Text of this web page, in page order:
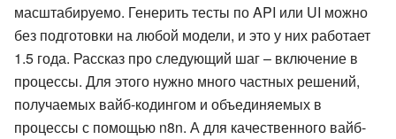
масштабируемо. Генерить тесты по API или UI можно
без подготовки на любой модели, и это у них работает
1.5 года. Рассказ про следующий шаг – включение в
процессы. Для этого нужно много частных решений,
получаемых вайб-кодингом и объединяемых в
процессы с помощью n8n. А для качественного вайб-